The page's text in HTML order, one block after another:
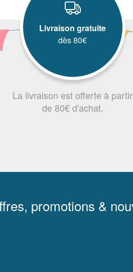
Livraison gratuite
dès 80€
La livraison est offerte à partir
de 80€ d'achat.
promotions &